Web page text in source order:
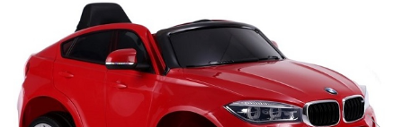
Vehicule speciale copii
Motociclete Drift-Trike
Masinute electrice Mercedes
Masinute electrice tip SUV
Piese & Accesorii